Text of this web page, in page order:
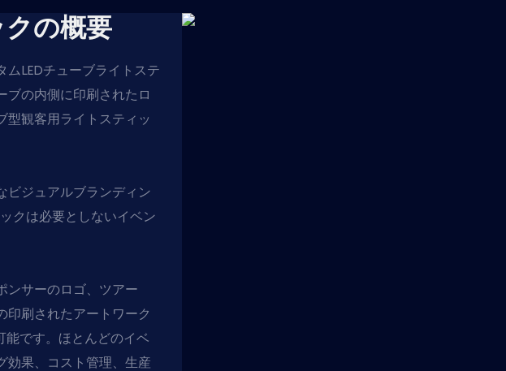
の概要
LEDチューブライトステ
ブの内側に印刷されたロ
型観客用ライトスティッ
ビジュアルブランディン
クは必要としないイベン
ンサーのロゴ、ツアー
印刷されたアートワーク
能です。ほとんどのイベ
効果、コスト管理、生産